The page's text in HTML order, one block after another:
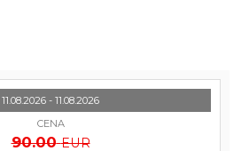
11.08.2026 - 11.08.2026
CENA
90.00 EUR